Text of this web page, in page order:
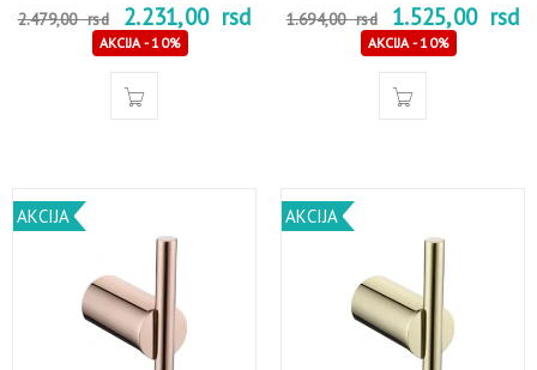
2.479,00rsd 2.231,00 rsd
AKCIJA - 10%
1.694,00rsd 1.525,00 rsd
AKCIJA - 10%
AKCIJA AKCIJA